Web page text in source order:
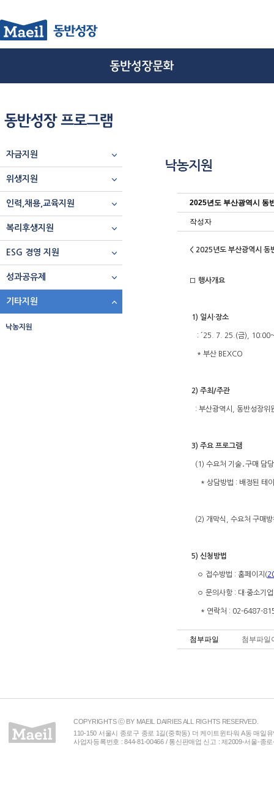
자금지원
위생지원
인력,채용,교육지원
복리후생지원
ESG 경영 지원
성과공유제
기타지원
낙농지원
2025년도 부산광역시 동
작성자
< 2025년도 부산광역시 동
□ 행사개요
1) 일시·장소
: ´25. 7. 25.(금),
* 부산 BEXCO
2) 주최/주관
: 부산광역시, 동반성장위
3) 주요 프로그램
(1) 수요처 기술․구매 담
* 상담방법 : 배정된 테
(2) 개막식, 수요처 구매방
5) 신청방법
◦ 접수방법 : 홈페이지 (
◦ 문의사항 : 대·중소기
* 연락처 : 02-6487-
첨부파일 첨부파일
COPYRIGHTS ⓒ BY MAEIL DAIRIES ALL RIGHTS RESERVED.
110-150 서울시 종로구 종로 1길(중학동) 더 케이트윈타워 A동 매일
사업자등록번호 : 844-81-00466 / 통신판매업 신고 : 제2009-서울-종